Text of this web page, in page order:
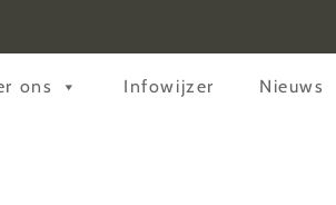
ons Infowijzer Nieuws